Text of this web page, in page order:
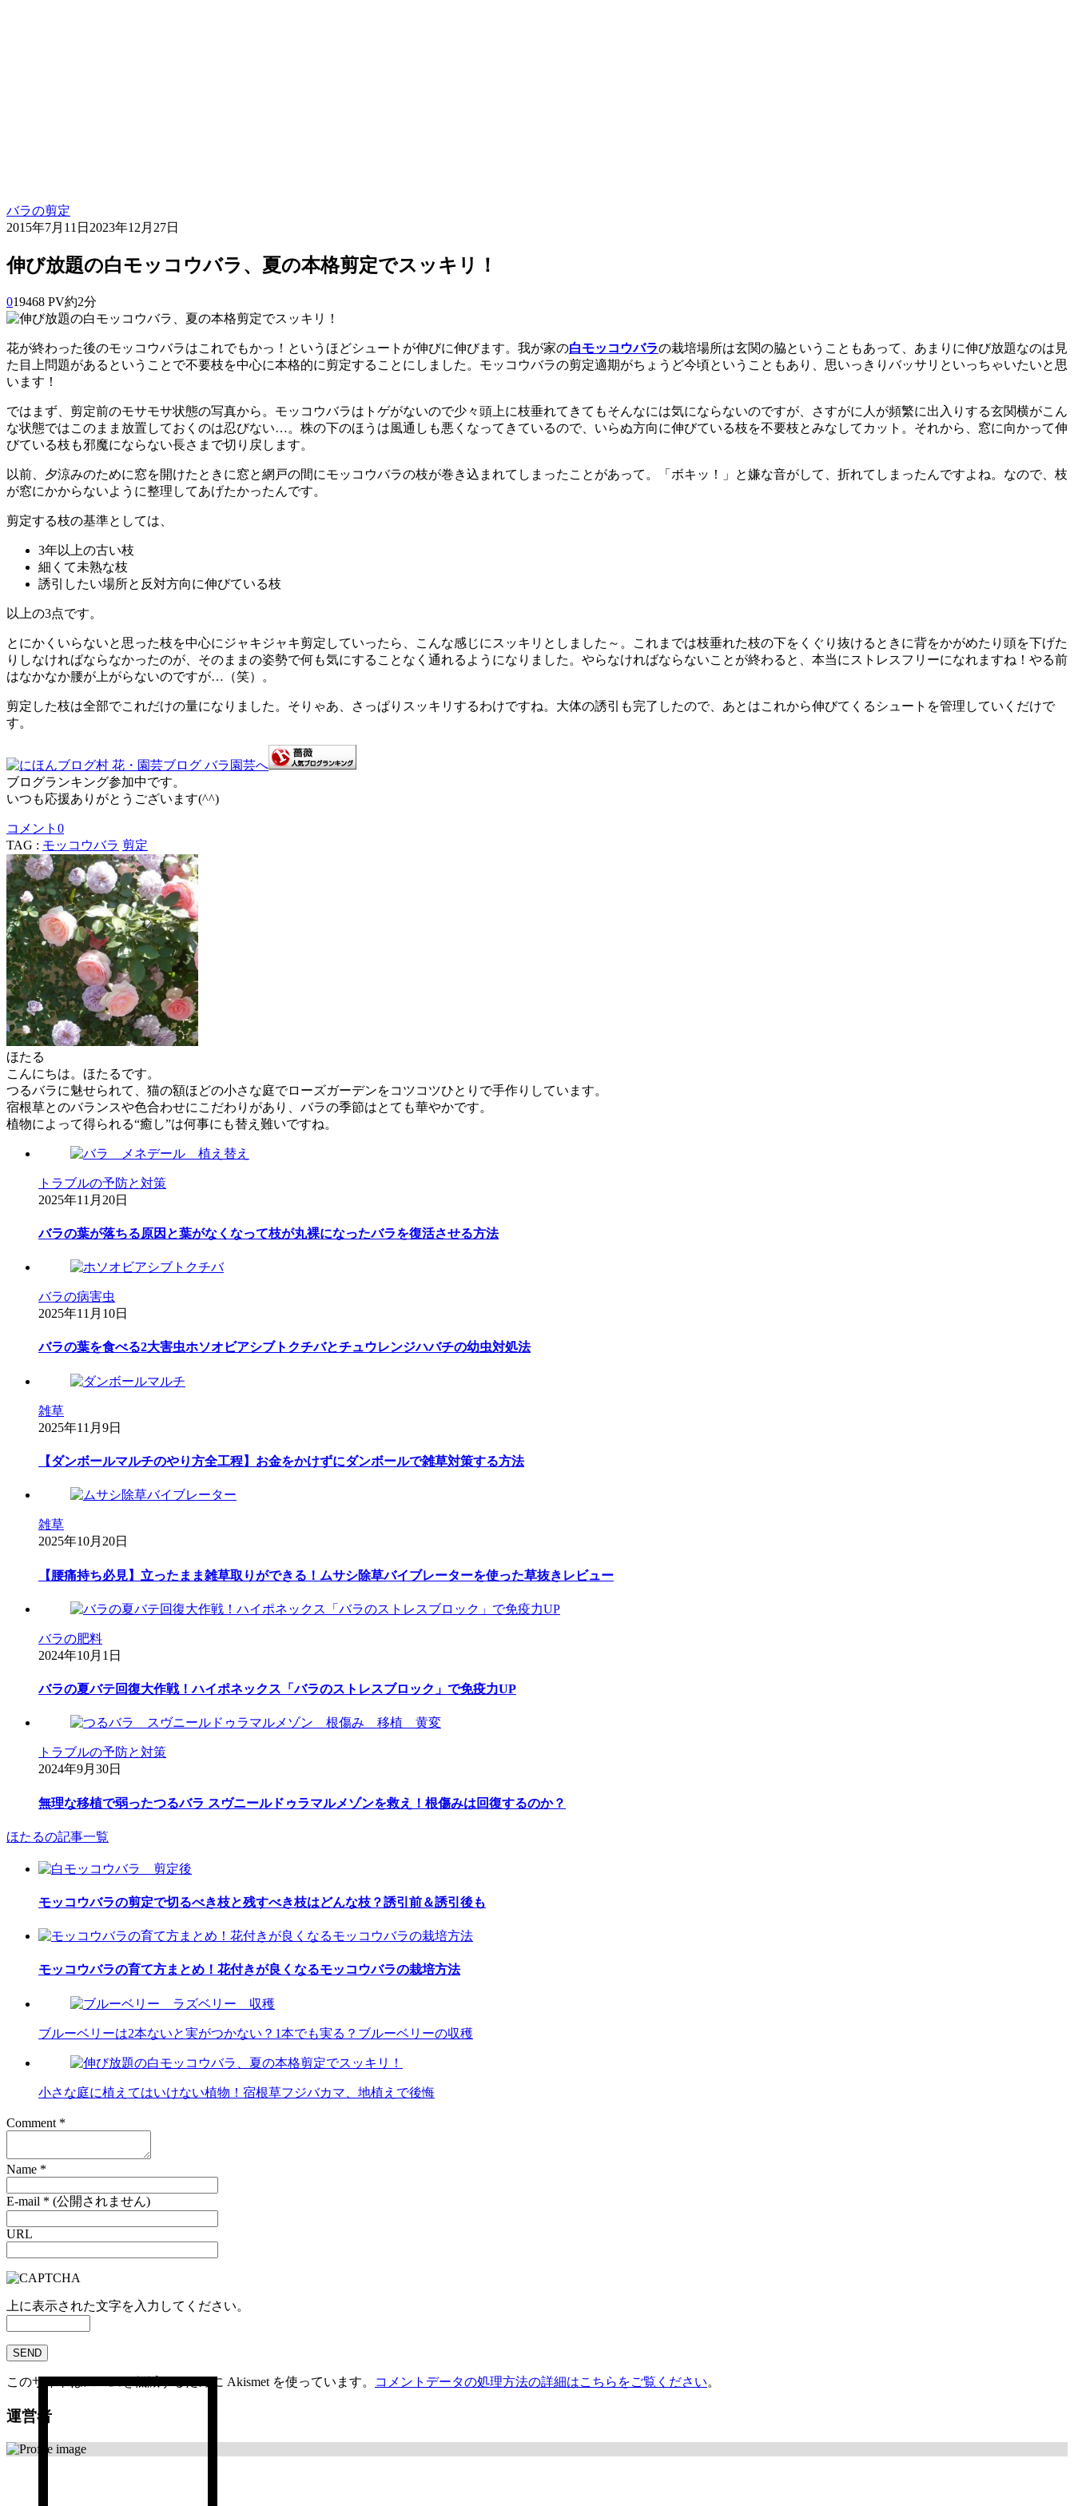
バラの剪定
2015年7月11日 2023年12月27日
伸び放題の白モッコウバラ、夏の本格剪定でスッキリ！
019468 PV約2分
花が終わった後のモッコウバラはこれでもかっ！というほどシュートが伸びに伸びます。我が家の白モッコウバラの栽培場所は玄関の脇ということもあって、あまりに伸び放題なのは見
た目上問題があるということで不要枝を中心に本格的に剪定することにしました。モッコウバラの剪定適期がちょうど今頃ということもあり、思いっきりバッサリといっちゃいたいと思
います！
ではまず、剪定前のモサモサ状態の写真から。 モッコウバラはトゲがないので少々頭上に枝垂れてきてもそんなには気にならないのですが、さすがに人が頻繁に出入りする玄関横がこん
な状態ではこのまま放置しておくのは忍びない…。株の下のほうは風通しも悪くなってきているので、いらぬ方向に伸びている枝を不要枝とみなしてカット。それから、窓に向かって伸
びている枝も邪魔にならない長さまで切り戻します。
以前、夕涼みのために窓を開けたときに窓と網戸の間にモッコウバラの枝が巻き込まれてしまったことがあって。「ボキッ！」と嫌な音がして、折れてしまったんですよね。なので、枝
が窓にかからないように整理してあげたかったんです。
剪定する枝の基準としては、
3年以上の古い枝
細くて未熟な枝
誘引したい場所と反対方向に伸びている枝
以上の3点です。
とにかくいらないと思った枝を中心にジャキジャキ剪定していったら、こんな感じにスッキリとしました～。
これまでは枝垂れた枝の下をくぐり抜けるときに背をかがめたり頭を下げた
りしなければならなかったのが、そのままの姿勢で何も気にすることなく通れるようになりました。やらなければならないことが終わると、本当にストレスフリーになれますね！やる前
はなかなか腰が上がらないのですが…（笑）。
剪定した枝は全部でこれだけの量になりました。そりゃあ、さっぱりスッキリするわけですね。 大体の誘引も完了したので、あとはこれから伸びてくるシュートを管理していくだけで
す。
ブログランキング参加中です。
いつも応援ありがとうございます(^^)
コメント 0
TAG : モッコウバラ 剪定
ほたる
こんにちは。ほたるです。
つるバラに魅せられて、猫の額ほどの小さな庭でローズガーデンをコツコツひとりで手作りしています。
宿根草とのバランスや色合わせにこだわりがあり、バラの季節はとても華やかです。
植物によって得られる“癒し”は何事にも替え難いですね。
トラブルの予防と対策
2025年11月20日
バラの葉が落ちる原因と葉がなくなって枝が丸裸になったバラを復活させる方法
バラの病害虫
2025年11月10日
バラの葉を食べる2大害虫ホソオビアシブトクチバとチュウレンジハバチの幼虫対処法
雑草
2025年11月9日
【ダンボールマルチのやり方全工程】お金をかけずにダンボールで雑草対策する方法
雑草
2025年10月20日
【腰痛持ち必見】立ったまま雑草取りができる！ムサシ除草バイブレーターを使った草抜きレビュー
バラの肥料
2024年10月1日
バラの夏バテ回復大作戦！ハイポネックス「バラのストレスブロック」で免疫力UP
トラブルの予防と対策
2024年9月30日
無理な移植で弱ったつるバラ スヴニールドゥラマルメゾンを救え！根傷みは回復するのか？
ほたるの記事一覧
モッコウバラの剪定で切るべき枝と残すべき枝はどんな枝？誘引前＆誘引後も
モッコウバラの育て方まとめ！花付きが良くなるモッコウバラの栽培方法
ブルーベリーは2本ないと実がつかない？1本でも実る？ブルーベリーの収穫
小さな庭に植えてはいけない植物！宿根草フジバカマ、地植えで後悔
Comment *
Name *
E-mail * (公開されません)
URL
上に表示された文字を入力してください。
このサイトはスパムを低減するために Akismet を使っています。 コメントデータの処理方法の詳細はこちらをご覧ください。
運営者